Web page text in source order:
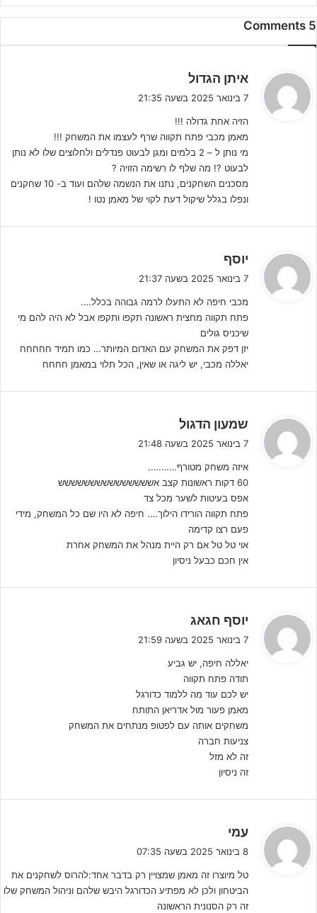
טל מציורוביצעו את ההפרדה ממאבק האליפות בליגה
כשהם יודעים שבדרך לרבע הגמר, עליהם לעבור מבחן אופי מול
הירוקים, שנהנים מעונה יציבה בהדרכתו של אדריאן רוצ'ט הבאה לידי
ביטוי במקום הרביעי.
יוכרע בהארכה.
לקבלת הקטלוג המלא – לחצו על הבאנר!!
האקשן האמיתי החל ברבע הראשון של ההארכה, כאשר הירוקים מחיפה
עלו ראשונים על היתרון תודות לשער של נועם לויהמחליף, שהחזיר
למאמנו על האמון בשער משמעותי.
ברחבה ומי שלקח את האחריות הוא
ליצירת קשר לחצו על הבאנר!!
מכבי פ"ת נאלצה להתמודד ברבע השני בחיסרון מספרי, אך הצליחה
לשמור על התוצאה כך שהמשחק יוכרע בתום דו קרב פנדלים.
5 Comments
איתן הגדול
ב
:
7 בינואר 2025 בשעה 21:35
הזיה אחת גדולה !!!
מאמן מכבי פתח תקווה שרף לעצמו את המשחק !!!
מי נותן ל – 2 בלמים ומגן לבעוט פנדלים ולחלוצים שלו לא נותן
לבעוט ?! מה שלף לו רשימה הזויה ?
מסכנים השחקנים, נתנו את הנשמה שלהם ועוד ב- 10 שחקנים
ונפלו בגלל שיקול דעת לקוי של מאמן נטו !
יוסף
ב
:
7 בינואר 2025 בשעה 21:37
מכבי חיפה לא התעלו לרמה גבוהה בכלל….
פתח תקווה מחצית ראשונה תקפו ותקפו אבל לא היה להם מי
שיכניס גולים
יזן דפק את המשחק עם האדום המיותר… כמו תמיד חחחחח
יאללה מכבי, יש ליגה או שאין, הכל תלוי במאמן חחחח
שמעון הדגול
ב
:
7 בינואר 2025 בשעה 21:48
איזה משחק מטורף………..
60 דקות ראשונות קצב אששששששששששששששש
אפס בעיטות לשער מכל צד
פתח תקווה הורידו הילוך…. חיפה לא היו שם כל המשחק, מידי
פעם רצו קדימה
אוי טל טל אם רק היית מנהל את המשחק אחרת
אין חכם כבעל ניסיון
יוסף חגאג
ב
:
7 בינואר 2025 בשעה 21:59
יאללה חיפה, יש גביע
תודה פתח תקווה
יש לכם עוד מה ללמוד כדורגל
מאמן פעור מול אדריאן התותח
משחקים אותה עם לפטופ מנתחים את המשחק
צניעות חברה
זה לא מזל
זה ניסיון
עמי
ב
:
8 בינואר 2025 בשעה 07:35
טל מיוצרו זה מאמן שמצויין רק בדבר אחד:להרוס לשחקנים את
הביטחון ולכן לא מפתיע הכדורגל היבש שלהם וניהול המשחק שלו
זה רק הסנונית הראשונה